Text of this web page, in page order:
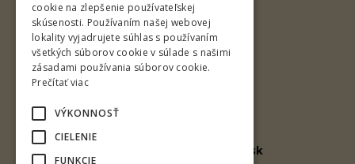
Ul. T. G. Masaryka 24
e-mail: erik.selecky@tuzvo.sk
cookie na zlepšenie používateľskej
skúsenosti. Používaním našej webovej
lokality vyjadrujete súhlas s používaním
všetkých súborov cookie v súlade s našimi
zásadami používania súborov cookie.
Prečítať viac
VÝKONNOSŤ
CIELENIE
FUNKCIE